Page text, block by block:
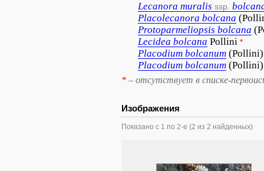
Lecanora muralis ssp.
Placolecanora bolcana
Protoparmeliopsis bolcana
Lecidea bolcana Pollini *
Placodium bolcanum
Placodium bolcanum (Pollini)
* – отсутствует в списке-
Изображения
Показано с 1 по 2-е (2 из 2 найденных)